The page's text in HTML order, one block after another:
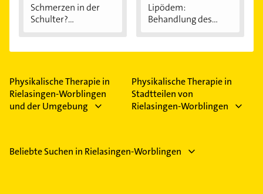
Schmerzen in der
Schulter?
Lipödem:
Behandlung des
Physikalische Therapie in
Rielasingen-Worblingen
und der Umgebung
Physikalische Therapie in
Stadtteilen von
Rielasingen-Worblingen
Beliebte Suchen in Rielasingen-Worblingen